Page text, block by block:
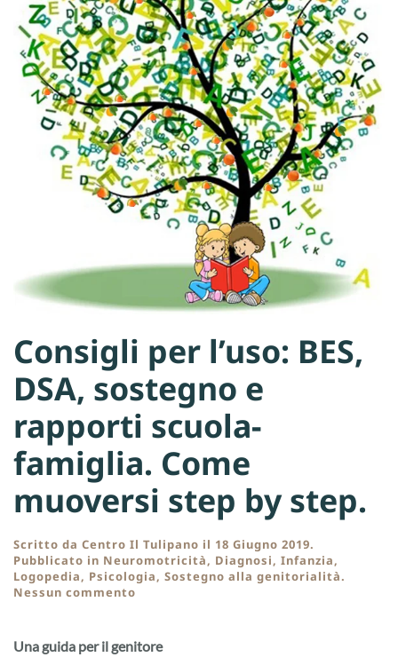
Consigli per l’uso: BES,
DSA, sostegno e
rapporti scuola-
famiglia. Come
muoversi step by step.
Scritto da Centro Il Tulipano il 18 Giugno 2019.
Pubblicato in Neuromotricità, Diagnosi, Infanzia,
Logopedia, Psicologia, Sostegno alla genitorialità.
Nessun commento
l’uso:
BES,
Una guida per il genitore